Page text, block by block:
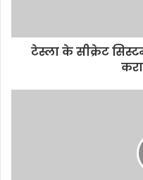
टेस्ला के सीक्रेट